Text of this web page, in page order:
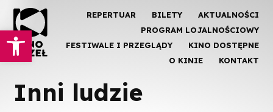
Otwórz pasek narzędzi
REPERTUAR BILETY
AKTUALNOŚCI
PROGRAM LOJALNOŚCIOWY
FESTIWALE I PRZEGLĄDY
KINO DOSTĘPNE
O KINIE
KONTAKT
Inni ludzie